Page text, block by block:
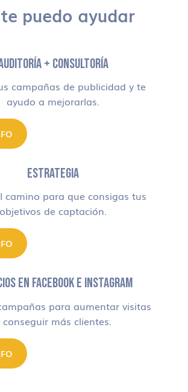
puedo ayudar
+ CONSULTORÍA
campañas de publicidad y te
ayudo a mejorarlas.
ESTRATEGIA
camino para que consigas tus
objetivos de captación.
EN FACEBOOK E INSTAGRAM
para aumentar visitas
conseguir más clientes.